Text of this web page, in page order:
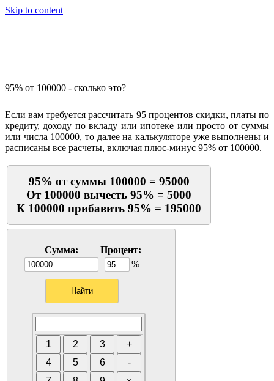
Skip to content
95% от 100000 - сколько это?
Если вам требуется рассчитать 95 процентов скидки, платы по
кредиту, доходу по вкладу или ипотеке или просто от суммы
или числа 100000, то далее на калькуляторе уже выполнены и
расписаны все расчеты, включая плюс-минус 95% от 100000.
95% от суммы 100000 = 95000
От 100000 вычесть 95% = 5000
К 100000 прибавить 95% = 195000
Сумма:
Процент:
%